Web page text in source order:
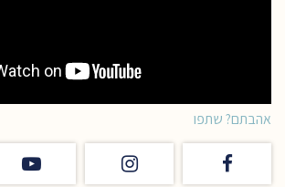
אהבתם? שתפו